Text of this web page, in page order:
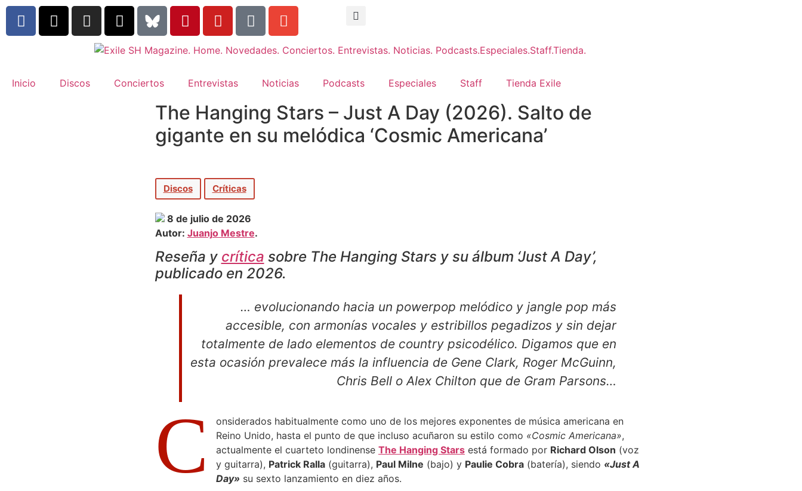
Inicio Discos Conciertos Entrevistas Noticias Podcasts Especiales Staff Tienda Exile
The Hanging Stars – Just A Day (2026). Salto de
gigante en su melódica ‘Cosmic Americana’
Discos Críticas
8 de julio de 2026
Autor: Juanjo Mestre.
Reseña y crítica sobre The Hanging Stars y su álbum ‘Just A Day’,
publicado en 2026.
… evolucionando hacia un powerpop melódico y jangle pop más
accesible, con armonías vocales y estribillos pegadizos y sin dejar
totalmente de lado elementos de country psicodélico. Digamos que en
esta ocasión prevalece más la influencia de Gene Clark, Roger McGuinn,
Chris Bell o Alex Chilton que de Gram Parsons…
C
onsiderados habitualmente como uno de los mejores exponentes de música americana en
Reino Unido, hasta el punto de que incluso acuñaron su estilo como «Cosmic Americana»,
actualmente el cuarteto londinense The Hanging Starsestá formado por Richard Olson (voz
y guitarra), Patrick Ralla(guitarra), Paul Milne (bajo) y Paulie Cobra(batería), siendo «Just A
Day» su sexto lanzamiento en diez años.